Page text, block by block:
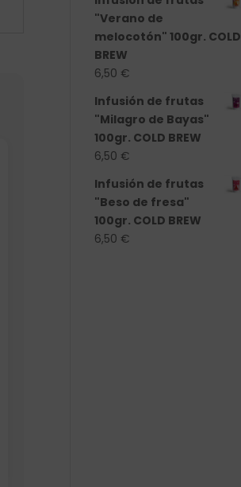
"Verano de
melocotón" 100gr. COLD
BREW
6,50 €
Infusión de frutas
"Milagro de Bayas"
100gr. COLD BREW
6,50 €
Infusión de frutas
"Beso de fresa"
100gr. COLD BREW
6,50 €